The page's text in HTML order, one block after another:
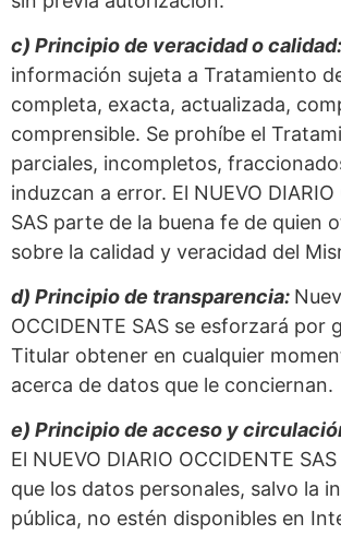
c) Principio de veracidad o calidad:
información sujeta a Tratamiento
completa, exacta, actualizada,
comprensible. Se prohíbe el
parciales, incompletos,
induzcan a error. El NUEVO DIARIO
SAS parte de la buena fe de quien
sobre la calidad y veracidad del
d) Principio de transparencia:
OCCIDENTE SAS se esforzará por
Titular obtener en cualquier
acerca de datos que le conciernan.
e) Principio de acceso y
El NUEVO DIARIO OCCIDENTE
que los datos personales, salvo la
pública, no estén disponibles en